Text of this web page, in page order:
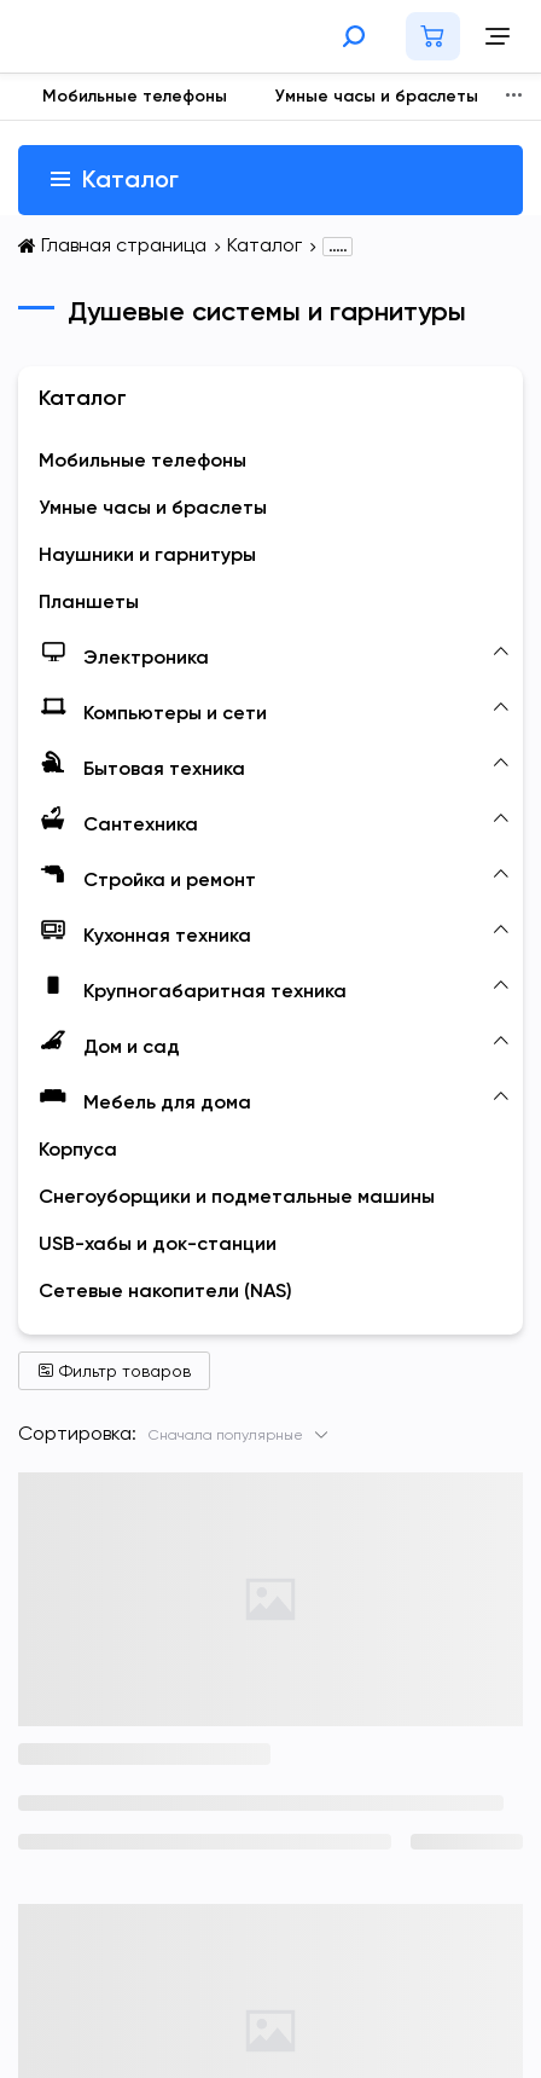
Мобильные телефоны Умные часы и браслеты
Каталог
Главная страница Каталог .....
Душевые системы и гарнитуры
Каталог
Мобильные телефоны
Умные часы и браслеты
Наушники и гарнитуры
Планшеты
Электроника
Компьютеры и сети
Бытовая техника
Сантехника
Стройка и ремонт
Кухонная техника
Крупногабаритная техника
Дом и сад
Мебель для дома
Корпуса
Снегоуборщики и подметальные машины
USB-хабы и док-станции
Сетевые накопители (NAS)
Фильтр товаров
Сортировка: Сначала популярные